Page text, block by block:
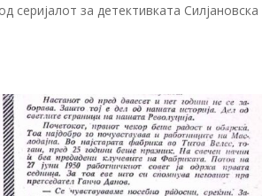
серијалот за детективката Силјановска